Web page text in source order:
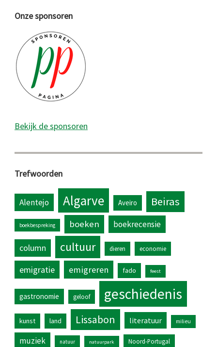
Onze sponsoren
Bekijk de sponsoren
Trefwoorden
Alentejo Algarve Aveiro Beiras
boekbespreking boeken boekrecensie
column cultuur dieren economie
emigratie emigreren fado feest
gastronomie geloof geschiedenis
kunst land Lissabon literatuur milieu
muziek natuur natuurpark Noord-Portugal